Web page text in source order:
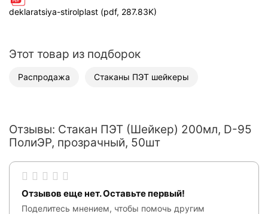
deklaratsiya-stirolplast (pdf, 287.83K)
Этот товар из подборок
Распродажа Стаканы ПЭТ шейкеры
Отзывы: Стакан ПЭТ (Шейкер) 200мл, D-95
ПолиЭР, прозрачный, 50шт
Отзывов еще нет. Оставьте первый!
Поделитесь мнением, чтобы помочь другим